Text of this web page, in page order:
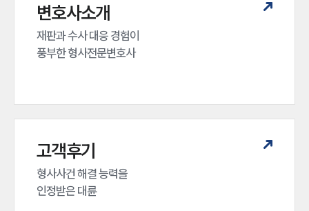
변호사소개
재판과 수사 대응 경험이
풍부한 형사전문변호사
고객후기
형사사건 해결 능력을
인정받은 대륜